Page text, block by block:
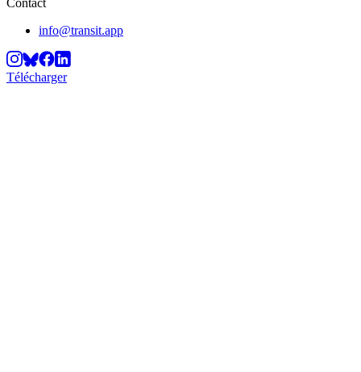
info@transit.app
Télécharger